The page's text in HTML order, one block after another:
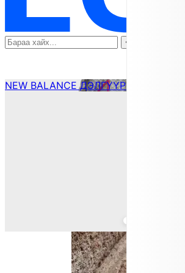
NEW BALANCE ДЭЛГҮҮР ҮЗЭХ